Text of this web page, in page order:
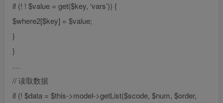
if (! ! $value = get($key, ‘vars’)) {
$where2[$key] = $value;
}
}
…
// 读取数据
if (! $data = $this->model->getList($scode, $num, $order,